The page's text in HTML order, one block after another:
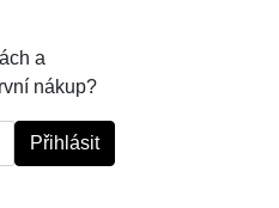
a
nákup?
Přihlásit